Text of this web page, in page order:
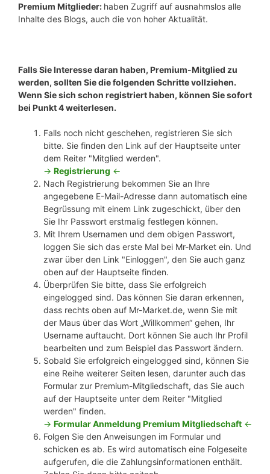
Premium Mitglieder: haben Zugriff auf ausnahmslos alle
Inhalte des Blogs, auch die von hoher Aktualität.
Falls Sie Interesse daran haben, Premium-Mitglied zu
werden, sollten Sie die folgenden Schritte vollziehen.
Wenn Sie sich schon registriert haben, können Sie sofort
bei Punkt 4 weiterlesen.
Falls noch nicht geschehen, registrieren Sie sich
bitte. Sie finden den Link auf der Hauptseite unter
dem Reiter "Mitglied werden".
-> Registrierung <-
Nach Registrierung bekommen Sie an Ihre
angegebene E-Mail-Adresse dann automatisch eine
Begrüssung mit einem Link zugeschickt, über den
Sie Ihr Passwort erstmalig festlegen können.
Mit Ihrem Usernamen und dem obigen Passwort,
loggen Sie sich das erste Mal bei Mr-Market ein. Und
zwar über den Link "Einloggen", den Sie auch ganz
oben auf der Hauptseite finden.
Überprüfen Sie bitte, dass Sie erfolgreich
eingelogged sind. Das können Sie daran erkennen,
dass rechts oben auf Mr-Market.de, wenn Sie mit
der Maus über das Wort „Willkommen“ gehen, Ihr
Username auftaucht. Dort können Sie auch Ihr Profil
bearbeiten und zum Beispiel das Passwort ändern.
Sobald Sie erfolgreich eingelogged sind, können Sie
eine Reihe weiterer Seiten lesen, darunter auch das
Formular zur Premium-Mitgliedschaft, das Sie auch
auf der Hauptseite unter dem Reiter "Mitglied
werden" finden.
-> Formular Anmeldung Premium Mitgliedschaft <-
Folgen Sie den Anweisungen im Formular und
schicken es ab. Es wird automatisch eine Folgeseite
aufgerufen, die die Zahlungsinformationen enthält.